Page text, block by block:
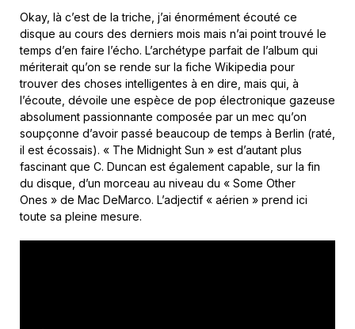
Okay, là c’est de la triche, j’ai énormément écouté ce
disque au cours des derniers mois mais n’ai point trouvé le
temps d’en faire l’écho. L’archétype parfait de l’album qui
mériterait qu’on se rende sur la fiche Wikipedia pour
trouver des choses intelligentes à en dire, mais qui, à
l’écoute, dévoile une espèce de pop électronique gazeuse
absolument passionnante composée par un mec qu’on
soupçonne d’avoir passé beaucoup de temps à Berlin (raté,
il est écossais). « The Midnight Sun » est d’autant plus
fascinant que C. Duncan est également capable, sur la fin
du disque, d’un morceau au niveau du « Some Other
Ones » de Mac DeMarco. L’adjectif « aérien » prend ici
toute sa pleine mesure.